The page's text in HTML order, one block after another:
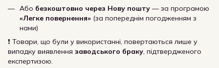
Або безкоштовно через Нову пошту — за програмою
«Легке повернення» (за попереднім погодженням з
нами)
❗ Товари, що були у використанні, повертаються лише у
випадку виявлення заводського браку, підтвердженого
експертизою.